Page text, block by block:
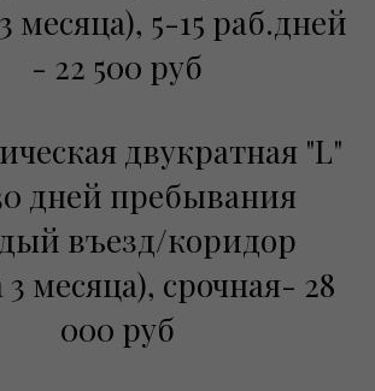
месяца), 5-15 раб.дней
- 22 500 руб
двукратная "L"
дней пребывания
въезд/коридор
3 месяца), срочная- 28
000 руб